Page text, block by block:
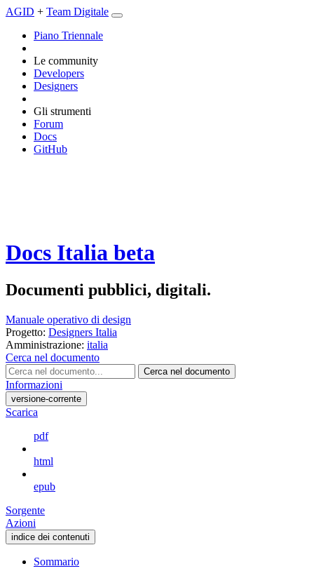
AGID + Team Digitale
Piano Triennale
Le community
Developers
Designers
Gli strumenti
Forum
Docs
GitHub
Docs Italia beta
Documenti pubblici, digitali.
Manuale operativo di design
Progetto: Designers Italia
Amministrazione: italia
Cerca nel documento
Cerca nel documento
Informazioni
versione-corrente
Scarica
pdf
html
epub
Sorgente
Azioni
indice dei contenuti
Sommario